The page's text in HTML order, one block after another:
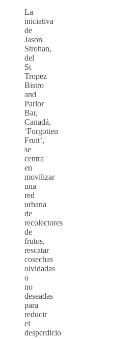
La
iniciativa
de
Jason
Strohan,
del
St
Tropez
Bistro
and
Parlor
Bar,
Canadá,
‘Forgotten
Fruit’,
se
centra
en
movilizar
una
red
urbana
de
recolectores
de
frutos,
rescatar
cosechas
olvidadas
o
no
deseadas
para
reducir
el
desperdicio